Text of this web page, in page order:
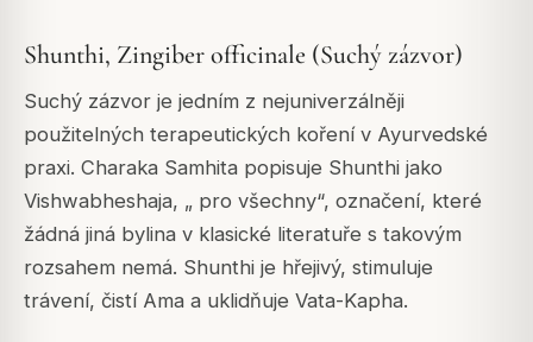
Shunthi, Zingiber officinale (Suchý zázvor)
Suchý zázvor je jedním z nejuniverzálněji
použitelných terapeutických koření v Ayurvedské
praxi. Charaka Samhita popisuje Shunthi jako
Vishwabheshaja, „ pro všechny“, označení, které
žádná jiná bylina v klasické literatuře s takovým
rozsahem nemá. Shunthi je hřejivý, stimuluje
trávení, čistí Ama a uklidňuje Vata-Kapha.